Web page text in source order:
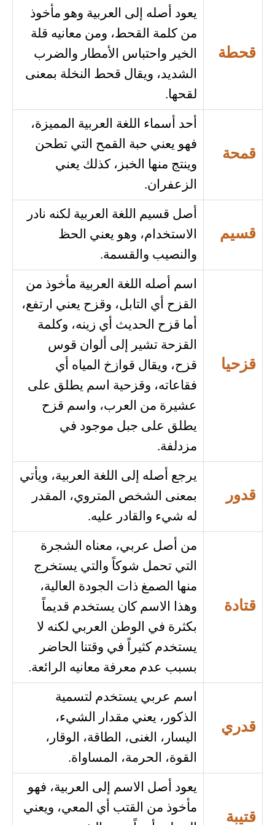
قحطة
يعود أصله إلى العربية وهو مأخوذ
من كلمة القحط، ومن معانيه قلة
الخير واحتباس الأمطار والضرب
الشديد، ويقال قحط النخلة بمعنى
لقحها.
قمحة
أحد أسماء اللغة العربية المميزة،
فهو يعني حبة القمح التي تطحن
وينتج منها الخبز، كذلك يعني
الزعفران.
قسيم
أصل قسيم اللغة العربية لكنه نادر
الاستخدام، وهو يعني الحظ
والنصيب والقسمة.
قزحيا
اسم أصله اللغة العربية مأخوذ من
القزح أي التابل، وقزح يعني ارتفع،
أما قزح الحديث أي زينه، وكلمة
القزحة تشير إلى ألوان قوس
قزح، ويقال قوازخ المياه أي
فقاعاته، وقزحية اسم يطلق على
عشيرة من العرب، واسم قزح
يطلق على جبل موجود في
مزدلفة.
قدور
يرجع أصله إلى اللغة العربية، ويأتي
بمعنى الشخص المتروي، المقدر
له شيء والقادر عليه.
قتادة
من أصل عربي، معناه الشجرة
التي تحمل شوكاً والتي يستخرج
منها الصمغ ذات الجودة العالية،
وهذا الاسم كان يستخدم قديماً
بكثرة في الوطن العربي لكنه لا
يستخدم كثيراً في وقتنا الحاضر
بسبب عدم معرفة معانيه الرائعة.
قدري
اسم عربي يستخدم لتسمية
الذكور، يعني مقدار الشيء،
اليسار، الغنى، الطاقة، الوقار،
القوة، الحرمة، المساواة.
قتيبة
يعود أصل الاسم إلى العربية، فهو
مأخوذ من القتب أي المعي، ويعني